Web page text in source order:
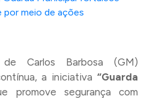
Carlos Barbosa (GM)
a iniciativa “Guarda
promove segurança com